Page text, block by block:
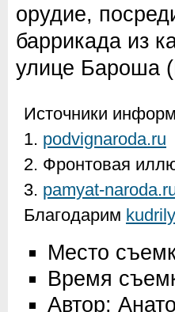
орудие,
баррикада из
улице Бароша
Источники
1. podvignaroda.ru
2. Фронтовая
3. pamyat-
Благодарим
Место
Время
Автор: